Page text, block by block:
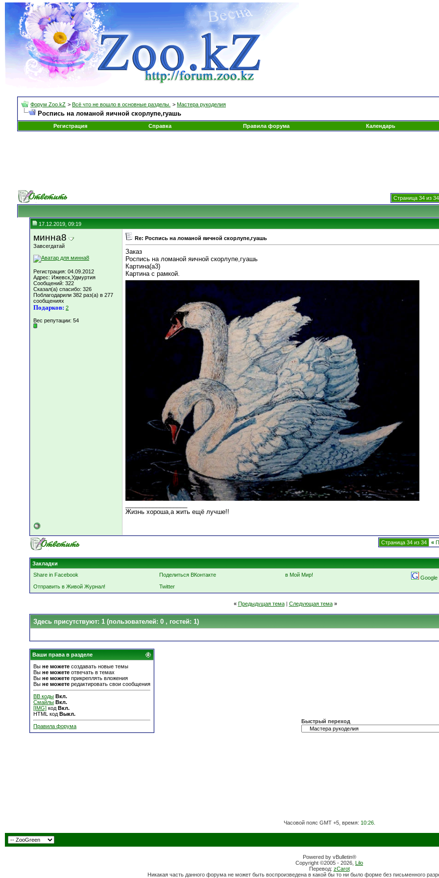
Форум Zoo.kZ > Всё что не вошло в основные разделы. > Мастера рукоделия
Роспись на ломаной яичной скорлупе,гуашь
Регистрация
Справка Правила форума Календарь
Страница 34 из 34
17.12.2019, 09:19
минна8
Завсегдатай
Регистрация: 04.09.2012
Адрес: Ижевск,Удмуртия
Сообщений: 322
Сказал(а) спасибо: 326
Поблагодарили 382 раз(а) в 277
сообщениях
Подарков: 2
Вес репутации: 54
Re: Роспись на ломаной яичной скорлупе,гуашь
Заказ
Роспись на ломаной яичной скорлупе,гуашь
Картина(а3)
Картина с рамкой.
Жизнь хороша,а жить ещё лучше!!
Страница 34 из 34 «
Закладки
Share in Facebook
Поделиться ВКонтакте в Мой Мир!
Google
Отправить в Живой Журнал!
Twitter
« Предыдущая тема| Следующая тема »
Здесь присутствуют: 1 (пользователей: 0 , гостей: 1)
Ваши права в разделе
Вы не можете создавать новые темы
Вы не можете отвечать в темах
Вы не можете прикреплять вложения
Вы не можете редактировать свои сообщения
BB коды Вкл.
Смайлы Вкл.
[IMG] код Вкл.
HTML код Выкл.
Правила форума
Быстрый переход
Часовой пояс GMT +5, время: 10:26.
Powered by vBulletin®
Copyright ©2005 - 2026, Lilo
Перевод: zCarot
Никакая часть данного форума не может быть воспроизведена в какой бы то ни было форме без письменного